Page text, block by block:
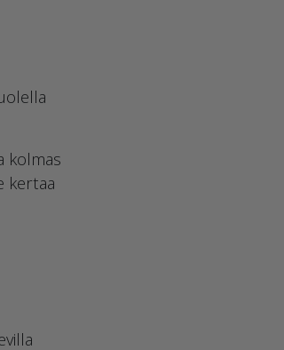
kolmas
kertaa